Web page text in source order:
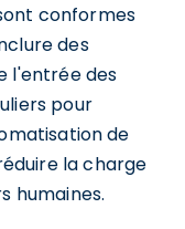
conformes
des
l'entrée des
pour
de
la charge
humaines.